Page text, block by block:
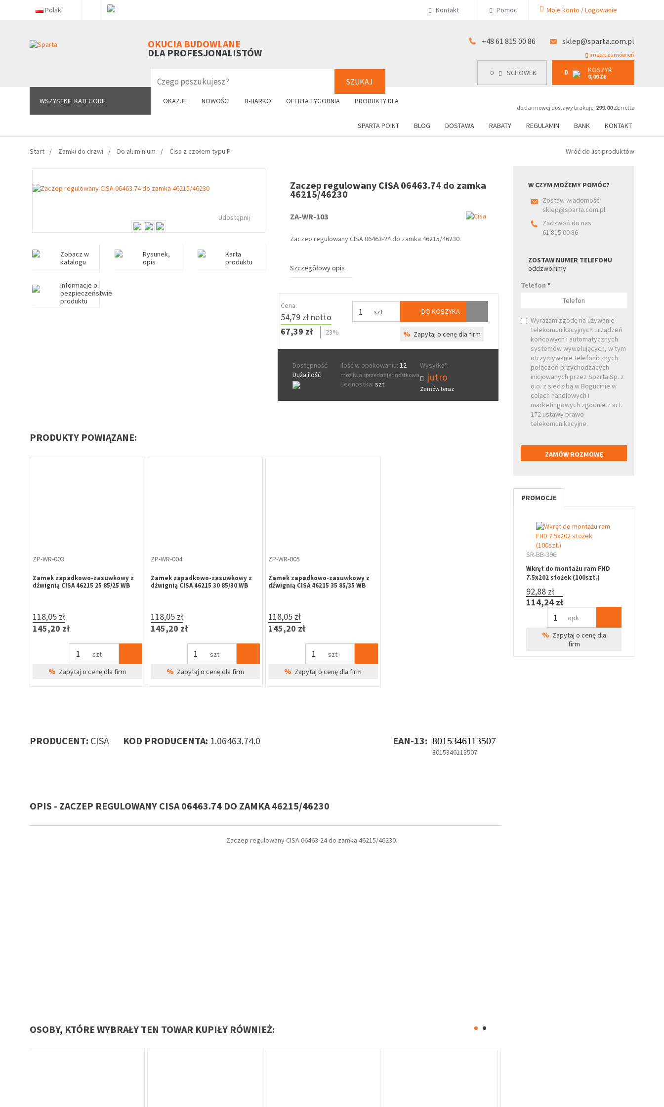
Polski Kontakt Pomoc Moje konto / Logowanie
OKUCIA BUDOWLANE
DLA PROFESJONALISTÓW
SZUKAJ
+48 61 815 00 86 sklep@sparta.com.pl
import zamówień
0 SCHOWEK 0 KOSZYK
0,00 ZŁ
do darmowej dostawy brakuje: 299.00ZŁ netto
WSZYSTKIE KATEGORIE OKAZJE NOWOŚCI B-HARKO OFERTA TYGODNIA PRODUKTY DLA
SPARTA POINT BLOG DOSTAWA RABATY REGULAMIN BANK KONTAKT
WSZYSTKIE KATEGORIE 0 SCHOWEK 0 KOSZYK
0,00 ZŁ
+48 61 815 00 86
Start Zamki do drzwi Do aluminium Cisa z czołem typu P Wróć do list produktów
Udostępnij
Zobacz w
katalogu
Rysunek,
opis
Karta
produktu
Informacje o
bezpieczeństwie
produktu
Zaczep regulowany CISA 06463.74 do zamka
46215/46230
ZA-WR-103
Zaczep regulowany CISA 06463-24 do zamka 46215/46230.
Szczegółowy opis
Cena:
54,79 zł netto
67,39 zł
23%
szt DO KOSZYKA
% Zapytaj o cenę dla firm
Dostępność:
Duża ilość
Ilość w opakowaniu: 12
możliwa sprzedaż jednostkowa
Jednostka: szt
Wysyłka*:
jutro
Zamów teraz
PRODUKTY POWIĄZANE:
ZP-WR-003
Zamek zapadkowo-zasuwkowy z
dźwignią CISA 46215 25 85/25 WB
118,05 zł
145,20 zł
szt
% Zapytaj o cenę dla firm
ZP-WR-004
Zamek zapadkowo-zasuwkowy z
dźwignią CISA 46215 30 85/30 WB
118,05 zł
145,20 zł
szt
% Zapytaj o cenę dla firm
ZP-WR-005
Zamek zapadkowo-zasuwkowy z
dźwignią CISA 46215 35 85/35 WB
118,05 zł
145,20 zł
szt
% Zapytaj o cenę dla firm
PRODUCENT: CISA KOD PRODUCENTA: 1.06463.74.0 EAN-13: 8015346113507
8015346113507
OPIS - ZACZEP REGULOWANY CISA 06463.74 DO ZAMKA 46215/46230
Zaczep regulowany CISA 06463-24 do zamka 46215/46230.
OSOBY, KTÓRE WYBRAŁY TEN TOWAR KUPIŁY RÓWNIEŻ:
W CZYM MOŻEMY POMÓC?
Zostaw wiadomość
sklep@sparta.com.pl
Zadzwoń do nas
61 815 00 86
ZOSTAW NUMER TELEFONU
oddzwonimy
Telefon*
Wyrażam zgodę na używanie
telekomunikacyjnych urządzeń
końcowych i automatycznych
systemów wywołujących, w tym
otrzymywanie telefonicznych
połączeń przychodzących
inicjowanych przez Sparta Sp. z
o.o. z siedzibą w Bogucinie w
celach handlowych i
marketingowych zgodnie z art.
172 ustawy prawo
telekomunikacyjne.
PROMOCJE
SR-BB-396
Wkręt do montażu ram FHD
7.5x202 stożek (100szt.)
92,88 zł
114,24 zł
opk
% Zapytaj o cenę dla
firm